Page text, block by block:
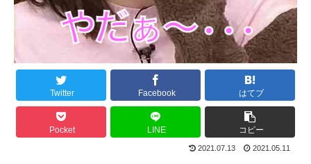
Twitter Facebook はてブ
Pocket LINE コピー
2021.07.13 2021.05.11